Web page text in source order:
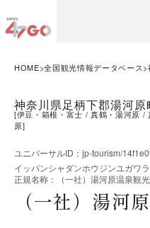
HOME 全国観光情報データベース
神奈川県足柄下郡湯河原
[伊豆・箱根・富士 真鶴・湯河原
原]
ユニバーサルID ： jp-tourism/
イッパンシャダンホウジンユガワ
正規名称 ： （一社）湯河原温泉観
（一社）湯河